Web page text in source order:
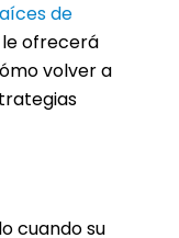
de
ofrecerá
volver a
cuando su